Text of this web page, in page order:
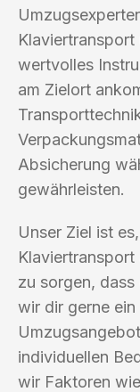
wertvolles
am Zielort
Absicherung
gewährleisten.
Unser Ziel ist
zu sorgen, dass
wir dir gerne
individuellen
wir Faktoren